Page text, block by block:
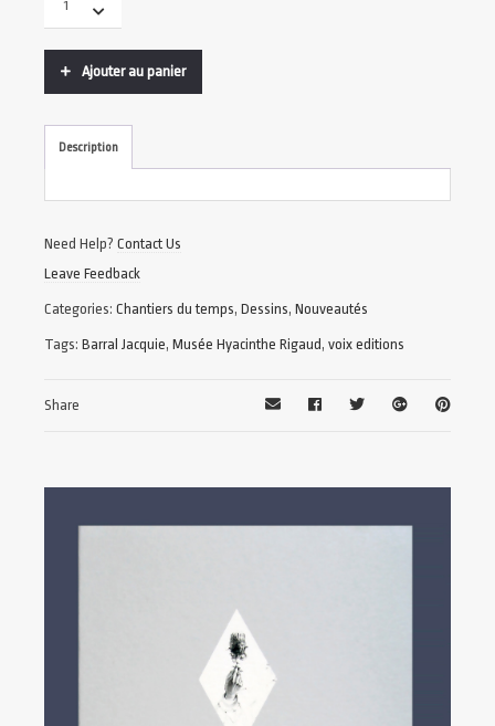
Ajouter au panier
Description
Need Help? Contact Us
Leave Feedback
Categories: Chantiers du temps, Dessins, Nouveautés
Tags: Barral Jacquie, Musée Hyacinthe Rigaud, voix editions
Share